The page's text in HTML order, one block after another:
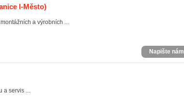
I-Město)
a výrobních ...
Napište nám
a servis ...